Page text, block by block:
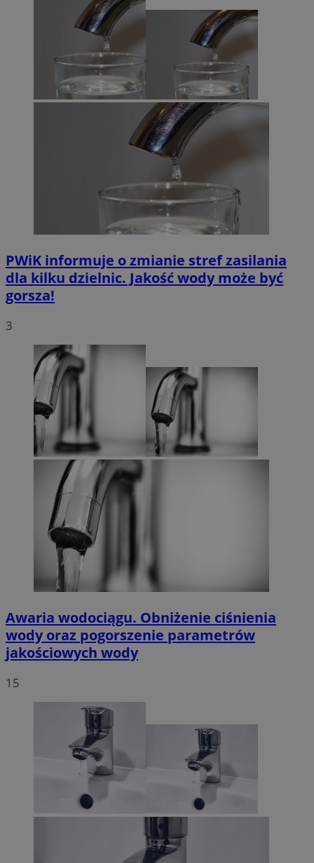
PWiK informuje o zmianie stref zasilania
dla kilku dzielnic. Jakość wody może być
gorsza!
3
Awaria wodociągu. Obniżenie ciśnienia
wody oraz pogorszenie parametrów
jakościowych wody
15